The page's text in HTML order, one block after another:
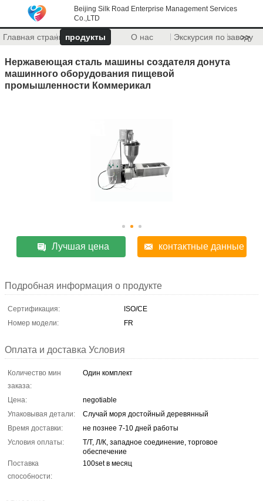
Beijing Silk Road Enterprise Management Services
Co.,LTD
Главная страницапродукты О нас Экскурсия по заводу
>>
Нержавеющая сталь машины создателя донута
машинного оборудования пищевой
промышленности Коммерикал
Лучшая цена контактные данные
Подробная информация о продукте
Сертификация:
ISO/CE
Номер модели:
FR
Оплата и доставка Условия
Количество мин
заказа:
Один комплект
Цена:
negotiable
Упаковывая детали:
Случай моря достойный деревянный
Время доставки:
не познее 7-10 дней работы
Условия оплаты:
Т/Т, Л/К, западное соединение, торговое
обеспечение
Поставка
способности:
100set в месяц